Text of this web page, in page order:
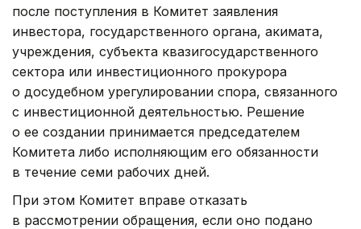
после поступления в Комитет заявления
инвестора, государственного органа, акимата,
учреждения, субъекта квазигосударственного
сектора или инвестиционного прокурора
о досудебном урегулировании спора, связанного
с инвестиционной деятельностью. Решение
о ее создании принимается председателем
Комитета либо исполняющим его обязанности
в течение семи рабочих дней.
При этом Комитет вправе отказать
в рассмотрении обращения, если оно подано